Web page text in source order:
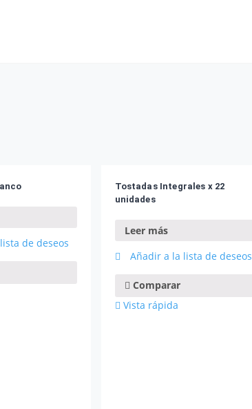
de deseos
Tostadas Integrales x 22
unidades
Leer más
Añadir a la lista de deseos
Comparar
Vista rápida